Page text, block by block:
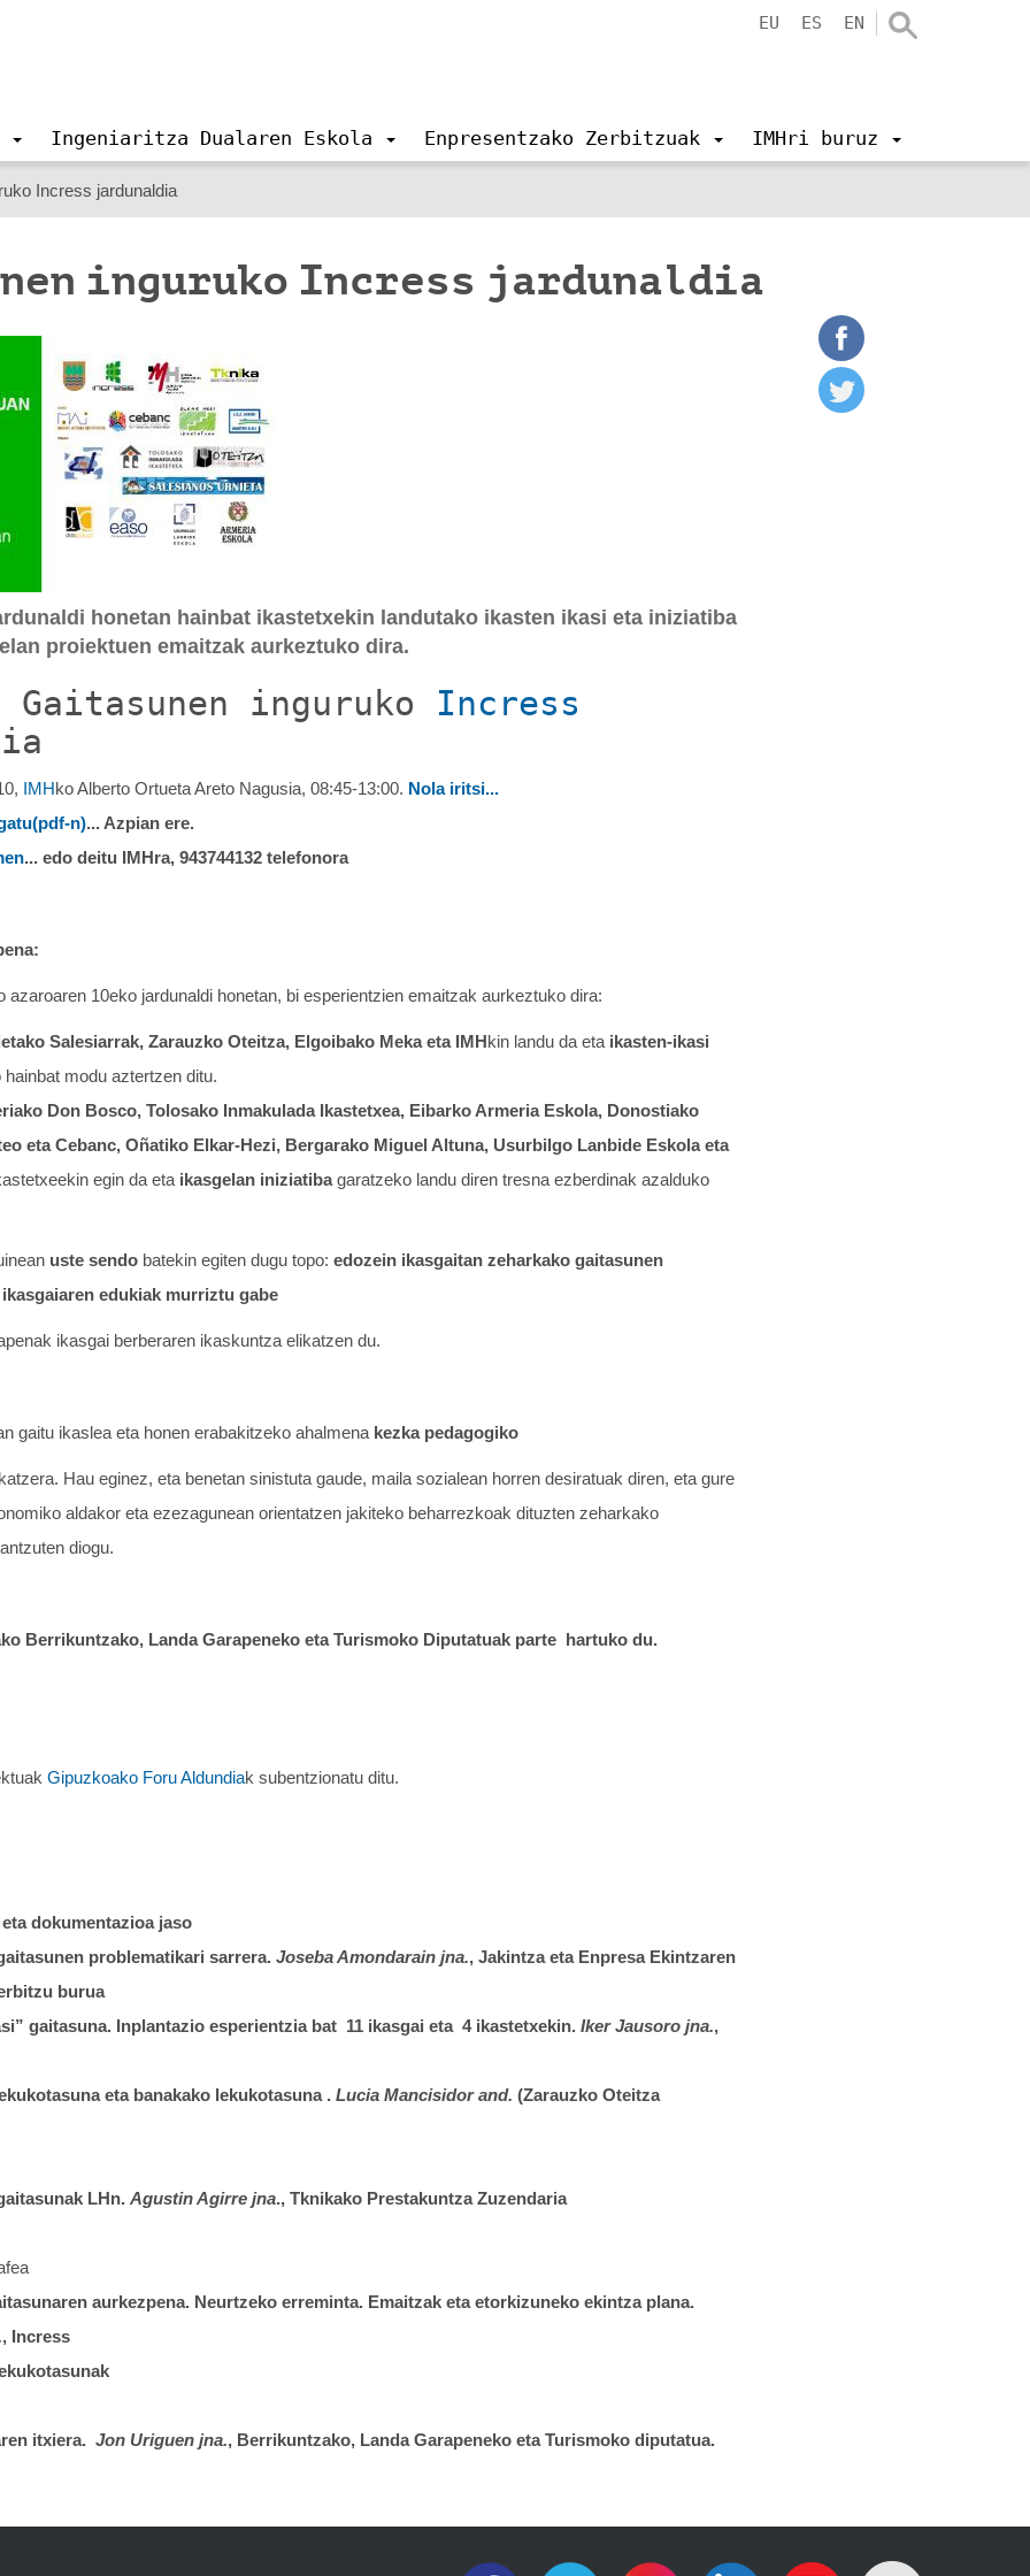
EU ES EN
Ingeniaritza Dualaren Eskola Enpresentzako Zerbitzuak IMHri buruz
Incress jardunaldia
inguruko Incress jardunaldia
honetan hainbat ikastetxekin landutako ikasten ikasi eta iniziatiba
proiektuen emaitzak aurkeztuko dira.
Gaitasunen inguruko Incress
IMHko Alberto Ortueta Areto Nagusia, 08:45-13:00. Nola iritsi...
n)... Azpian ere.
... edo deitu IMHra, 943744132 telefonora
azaroaren 10eko jardunaldi honetan, bi esperientzien emaitzak aurkeztuko dira:
Salesiarrak, Zarauzko Oteitza, Elgoibako Meka eta IMHkin landu da eta ikasten-ikasi
modu aztertzen ditu.
Don Bosco, Tolosako Inmakulada Ikastetxea, Eibarko Armeria Eskola, Donostiako
eta Cebanc, Oñatiko Elkar-Hezi, Bergarako Miguel Altuna, Usurbilgo Lanbide Eskola eta
egin da eta ikasgelan iniziatibagaratzeko landu diren tresna ezberdinak azalduko
uste sendo batekin egiten dugu topo: edozein ikasgaitan zeharkako gaitasunen
edukiak murriztu gabe
ikasgai berberaren ikaskuntza elikatzen du.
gaitu ikaslea eta honen erabakitzeko ahalmena kezka pedagogiko
Hau eginez, eta benetan sinistuta gaude, maila sozialean horren desiratuak diren, eta gure
aldakor eta ezezagunean orientatzen jakiteko beharrezkoak dituzten zeharkako
diogu.
Berrikuntzako, Landa Garapeneko eta Turismoko Diputatuak parte hartuko du.
Gipuzkoako Foru Aldundiak subentzionatu ditu.
dokumentazioa jaso
problematikari sarrera. Joseba Amondarain jna., Jakintza eta Enpresa Ekintzaren
burua
gaitasuna. Inplantazio esperientzia bat 11 ikasgai eta 4 ikastetxekin. Iker Jausoro jna.,
eta banakako lekukotasuna . Lucia Mancisidor and. (Zarauzko Oteitza
LHn. Agustin Agirre jna., Tknikako Prestakuntza Zuzendaria
aurkezpena. Neurtzeko erreminta. Emaitzak eta etorkizuneko ekintza plana.
, Incress
itxiera. Jon Uriguen jna., Berrikuntzako, Landa Garapeneko eta Turismoko diputatua.